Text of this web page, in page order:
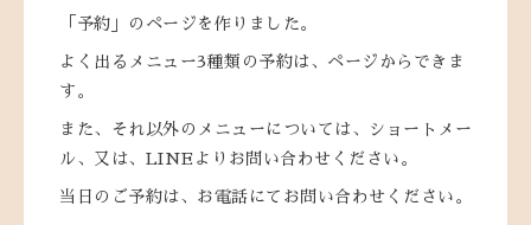
「予約」のページを作りました。
よく出るメニュー3種類の予約は、ページからできま
す。
また、それ以外のメニューについては、ショートメー
ル、又は、LINEよりお問い合わせください。
当日のご予約は、お電話にてお問い合わせください。